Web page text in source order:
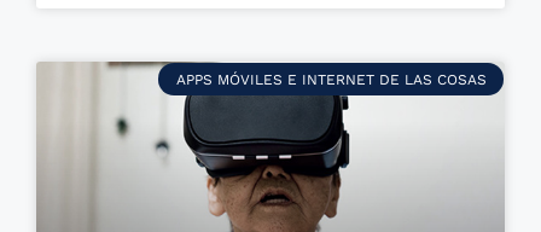
APPS MÓVILES E INTERNET DE LAS COSAS